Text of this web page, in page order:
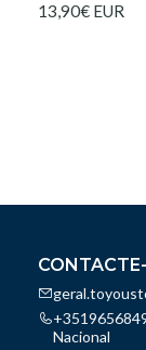
13,90€ EUR
Nacional